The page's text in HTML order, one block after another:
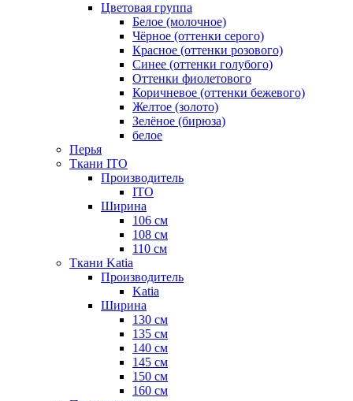
Цветовая группа
Белое (молочное)
Чёрное (оттенки серого)
Красное (оттенки розового)
Синее (оттенки голубого)
Оттенки фиолетового
Коричневое (оттенки бежевого)
Желтое (золото)
Зелёное (бирюза)
белое
Перья
Ткани ITO
Производитель
ITO
Ширина
106 см
108 см
110 см
Ткани Katia
Производитель
Katia
Ширина
130 см
135 см
140 см
145 см
150 см
160 см